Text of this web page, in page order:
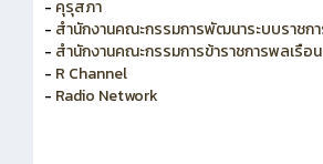
- สำนักงาน ก.ค.ศ.
- คุรุสภา
- สำนักงานคณะกรรมการพัฒนาระบบราชการ
- สำนักงานคณะกรรมการข้าราชการพลเรือน
- R Channel